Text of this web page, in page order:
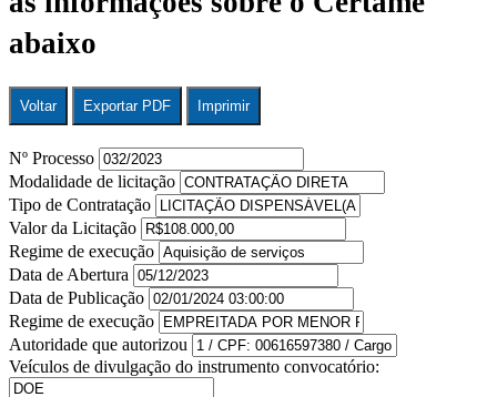
abaixo
Voltar Exportar PDF Imprimir
Nº Processo
Modalidade de licitação
Tipo de Contratação
Valor da Licitação
Regime de execução
Data de Abertura
Data de Publicação
Regime de execução
Autoridade que autorizou
Veículos de divulgação do instrumento convocatório: